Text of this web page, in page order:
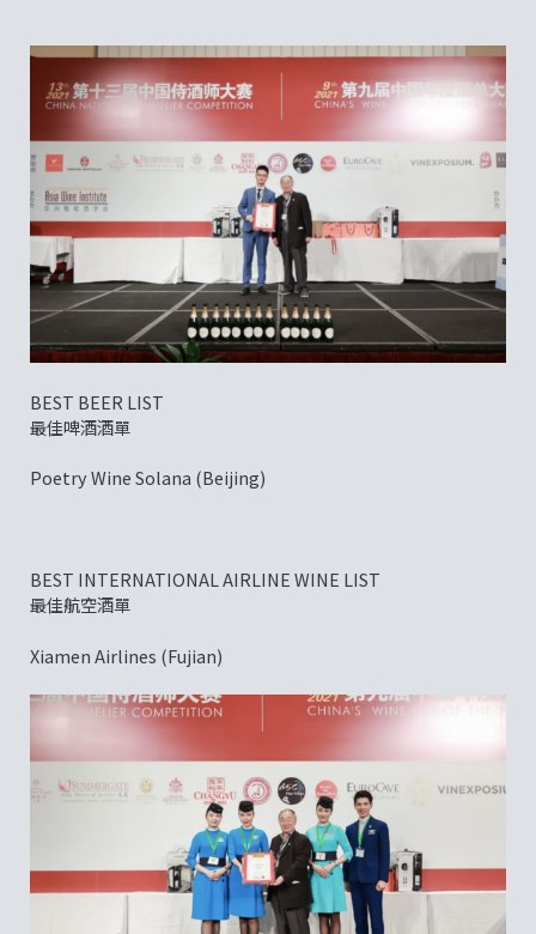
BEST BEER LIST
最佳啤酒酒單
Poetry Wine Solana (Beijing)
BEST INTERNATIONAL AIRLINE WINE LIST
最佳航空酒單
Xiamen Airlines (Fujian)